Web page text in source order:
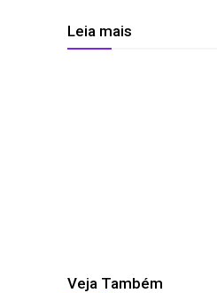
Leia mais
Veja Também